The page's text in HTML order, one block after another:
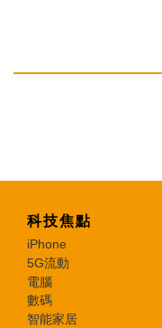
科技焦點
iPhone
5G流動
電腦
數碼
智能家居